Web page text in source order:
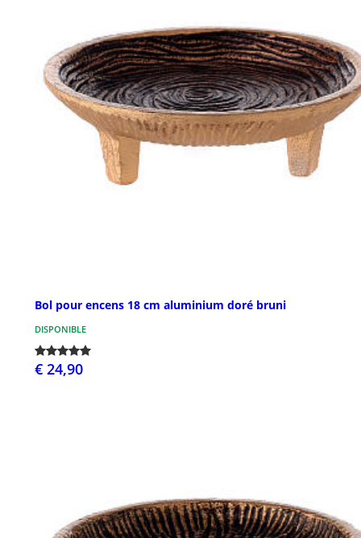
Bol pour encens 18 cm aluminium doré bruni
DISPONIBLE
€ 24,90